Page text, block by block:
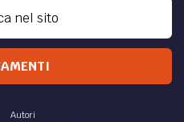
nel sito
Autori